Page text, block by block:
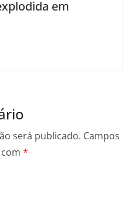
em
será publicado. Campos
*